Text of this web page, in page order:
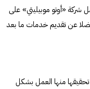
«أوتو موبيليتي» على
عن تقديم خدمات ما بعد
منها العمل بشكل